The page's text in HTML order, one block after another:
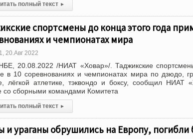
полный текст ▸
спортсмены до конца этого года
и чемпионатах мира
20.Авг 2022
20.08.2022 /НИАТ «Ховар»/. Таджикские
в 10 соревнованиях и чемпионатах мира по дзюдо,
лёгкой атлетике, тэквондо и боксу, сообщил НИАТ
со сборными командами Комитета
полный текст ▸
и ураганы обрушились на Европу, погибли